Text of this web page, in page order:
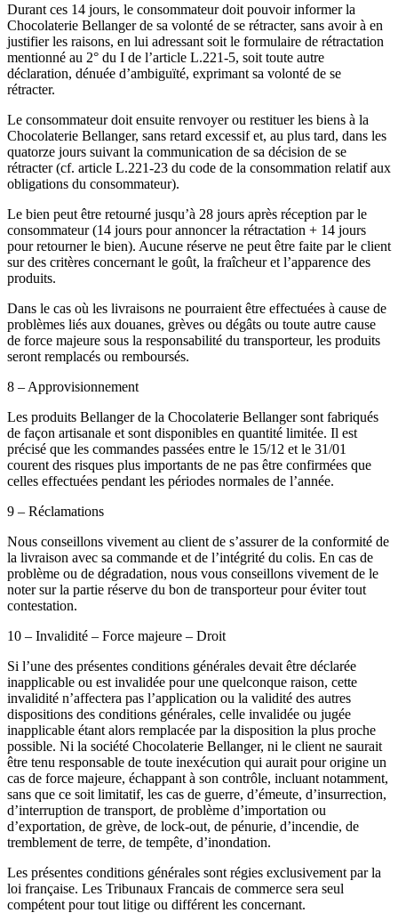
Durant ces 14 jours, le consommateur doit pouvoir informer la
Chocolaterie Bellanger de sa volonté de se rétracter, sans avoir à en
justifier les raisons, en lui adressant soit le formulaire de rétractation
mentionné au 2° du I de l’article L.221-5, soit toute autre
déclaration, dénuée d’ambiguïté, exprimant sa volonté de se
rétracter.
Le consommateur doit ensuite renvoyer ou restituer les biens à la
Chocolaterie Bellanger, sans retard excessif et, au plus tard, dans les
quatorze jours suivant la communication de sa décision de se
rétracter (cf. article L.221-23 du code de la consommation relatif aux
obligations du consommateur).
Le bien peut être retourné jusqu’à 28 jours après réception par le
consommateur (14 jours pour annoncer la rétractation + 14 jours
pour retourner le bien). Aucune réserve ne peut être faite par le client
sur des critères concernant le goût, la fraîcheur et l’apparence des
produits.
Dans le cas où les livraisons ne pourraient être effectuées à cause de
problèmes liés aux douanes, grèves ou dégâts ou toute autre cause
de force majeure sous la responsabilité du transporteur, les produits
seront remplacés ou remboursés.
8 – Approvisionnement
Les produits Bellanger de la Chocolaterie Bellanger sont fabriqués
de façon artisanale et sont disponibles en quantité limitée. Il est
précisé que les commandes passées entre le 15/12 et le 31/01
courent des risques plus importants de ne pas être confirmées que
celles effectuées pendant les périodes normales de l’année.
9 – Réclamations
Nous conseillons vivement au client de s’assurer de la conformité de
la livraison avec sa commande et de l’intégrité du colis. En cas de
problème ou de dégradation, nous vous conseillons vivement de le
noter sur la partie réserve du bon de transporteur pour éviter tout
contestation.
10 – Invalidité – Force majeure – Droit
Si l’une des présentes conditions générales devait être déclarée
inapplicable ou est invalidée pour une quelconque raison, cette
invalidité n’affectera pas l’application ou la validité des autres
dispositions des conditions générales, celle invalidée ou jugée
inapplicable étant alors remplacée par la disposition la plus proche
possible. Ni la société Chocolaterie Bellanger, ni le client ne saurait
être tenu responsable de toute inexécution qui aurait pour origine un
cas de force majeure, échappant à son contrôle, incluant notamment,
sans que ce soit limitatif, les cas de guerre, d’émeute, d’insurrection,
d’interruption de transport, de problème d’importation ou
d’exportation, de grève, de lock-out, de pénurie, d’incendie, de
tremblement de terre, de tempête, d’inondation.
Les présentes conditions générales sont régies exclusivement par la
loi française. Les Tribunaux Francais de commerce sera seul
compétent pour tout litige ou différent les concernant.